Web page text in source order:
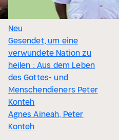
Neu
Gesendet, um eine
verwundete Nation zu
heilen : Aus dem Leben
des Gottes- und
Menschendieners Peter
Konteh
Agnes Aineah, Peter
Konteh